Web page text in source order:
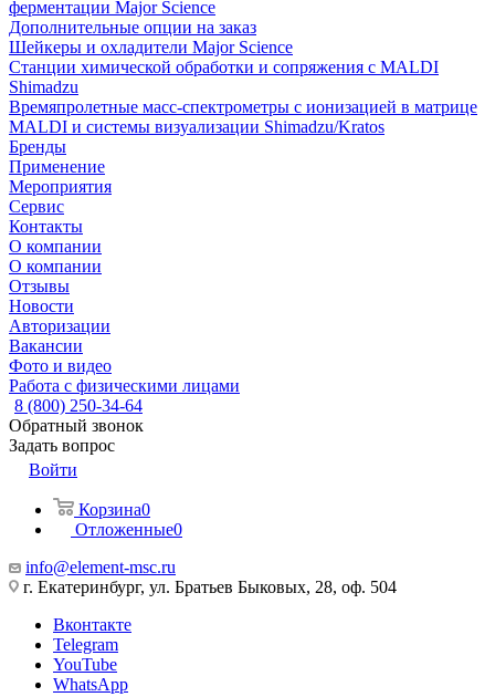
ферментации Major Science
Дополнительные опции на заказ
Шейкеры и охладители Major Science
Станции химической обработки и сопряжения с MALDI
Shimadzu
Времяпролетные масс-спектрометры с ионизацией в матрице
MALDI и системы визуализации Shimadzu/Kratos
Бренды
Применение
Мероприятия
Сервис
Контакты
О компании
О компании
Отзывы
Новости
Авторизации
Вакансии
Фото и видео
Работа с физическими лицами
8 (800) 250-34-64
Обратный звонок
Задать вопрос
Войти
Корзина0
Отложенные0
info@element-msc.ru
г. Екатеринбург, ул. Братьев Быковых, 28, оф. 504
Вконтакте
Telegram
YouTube
WhatsApp